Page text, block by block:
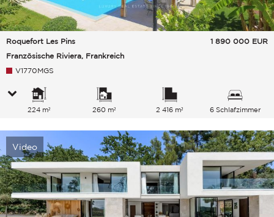
Roquefort Les Pins
Französische Riviera, Frankreich
1 890 000 EUR
V1770MGS
224 m² 260 m² 2 416 m² 6 Schlafzimmer
Video